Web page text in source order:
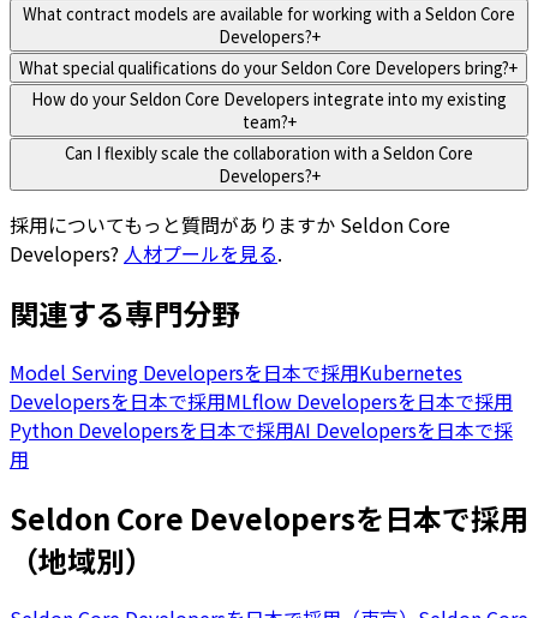
What contract models are available for working with a Seldon Core
Developers?+
What special qualifications do your Seldon Core Developers bring?+
How do your Seldon Core Developers integrate into my existing
team?+
Can I flexibly scale the collaboration with a Seldon Core
Developers?+
採用についてもっと質問がありますか Seldon Core
Developers? 人材プールを見る.
関連する専門分野
Model Serving Developersを日本で採用Kubernetes
Developersを日本で採用MLflow Developersを日本で採用
Python Developersを日本で採用AI Developersを日本で採
用
Seldon Core Developersを日本で採用
（地域別）